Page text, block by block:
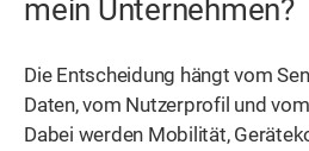
mein Unternehmen?
Die Entscheidung hängt vom
Daten, vom Nutzerprofil und
Dabei werden Mobilität,